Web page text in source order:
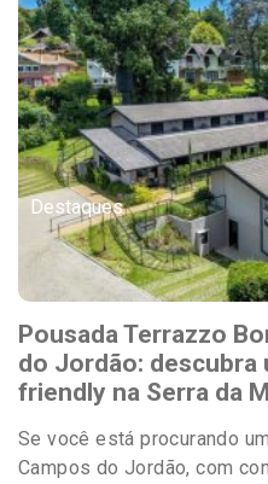
Destaques
Pousada Terrazzo
do Jordão: descubra
friendly na Serra da
Se você está procurando
Campos do Jordão, com